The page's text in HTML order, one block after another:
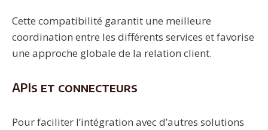
Cette compatibilité garantit une meilleure
coordination entre les différents services et favorise
une approche globale de la relation client.
APIs et connecteurs
Pour faciliter l’intégration avec d’autres solutions